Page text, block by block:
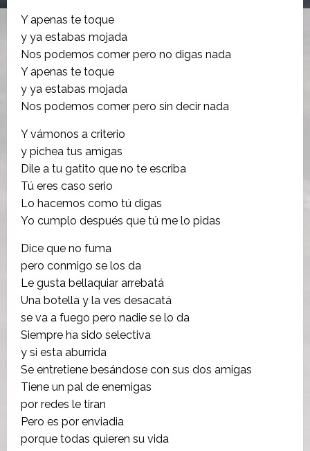
Y apenas te toque
y ya estabas mojada
Nos podemos comer pero no digas nada
Y apenas te toque
y ya estabas mojada
Nos podemos comer pero sin decir nada
Y vámonos a criterio
y pichea tus amigas
Dile a tu gatito que no te escriba
Tú eres caso serio
Lo hacemos como tú digas
Yo cumplo después que tú me lo pidas
Dice que no fuma
pero conmigo se los da
Le gusta bellaquiar arrebatá
Una botella y la ves desacatá
se va a fuego pero nadie se lo da
Siempre ha sido selectiva
y si esta aburrida
Se entretiene besándose con sus dos amigas
Tiene un pal de enemigas
por redes le tiran
Pero es por enviadia
porque todas quieren su vida